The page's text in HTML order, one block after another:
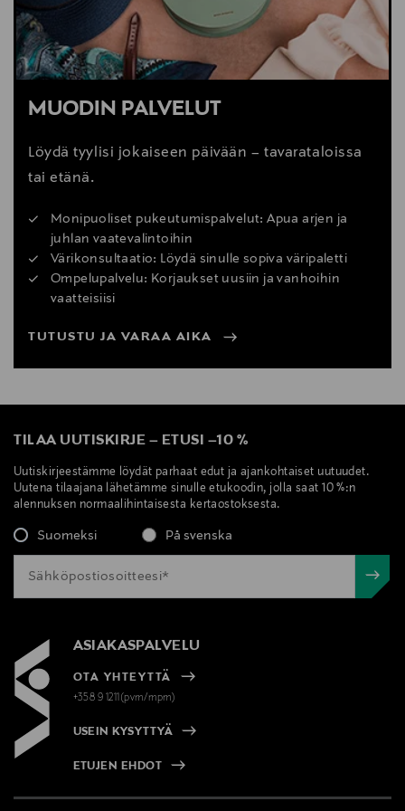
MUODIN PALVELUT
Löydä tyylisi jokaiseen päivään – tavarataloissa
tai etänä.
Monipuoliset pukeutumispalvelut: Apua arjen ja
juhlan vaatevalintoihin
Värikonsultaatio: Löydä sinulle sopiva väripaletti
Ompelupalvelu: Korjaukset uusiin ja vanhoihin
vaatteisiisi
TUTUSTU JA VARAA AIKA
TILAA UUTISKIRJE – ETUSI –10 %
Uutiskirjeestämme löydät parhaat edut ja ajankohtaiset uutuudet.
Uutena tilaajana lähetämme sinulle etukoodin, jolla saat 10 %:n
alennuksen normaalihintaisesta kertaostoksesta.
Suomeksi På svenska
ASIAKASPALVELU
OTA YHTEYTTÄ
+358 9 1211(pvm/mpm)
USEIN KYSYTTYÄ
ETUJEN EHDOT